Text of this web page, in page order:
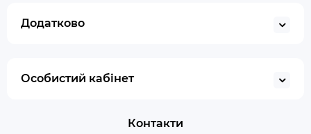
Додатково
Особистий кабінет
Контакти